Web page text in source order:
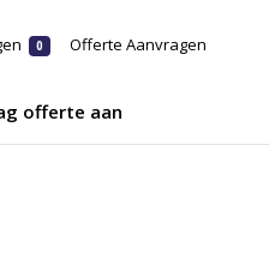
0 Offerte Aanvragen
offerte aan